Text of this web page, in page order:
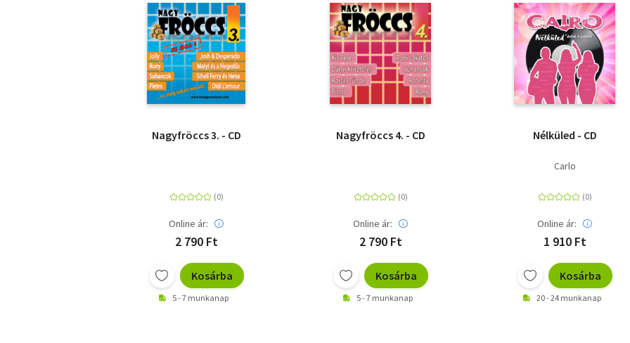
Nagyfröccs 3. - CD
Online ár:
2 790 Ft
Kosárba
5 - 7 munkanap
Nagyfröccs 4. - CD
Online ár:
2 790 Ft
Kosárba
5 - 7 munkanap
Nélküled - CD
Carlo
Online ár:
1 910 Ft
Kosárba
20 - 24 munkanap